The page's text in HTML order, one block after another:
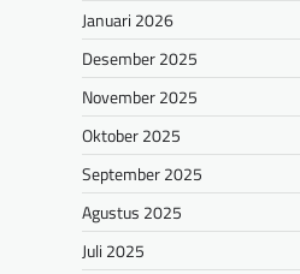
Januari 2026
Desember 2025
November 2025
Oktober 2025
September 2025
Agustus 2025
Juli 2025